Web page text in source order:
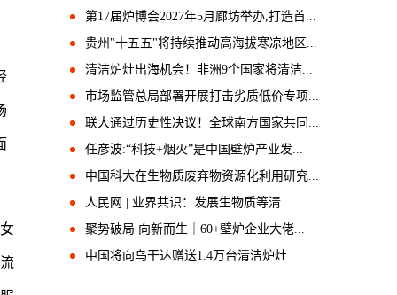
第17届炉博会2027年5月廊坊举办,打造首...
贵州"十五五"将持续推动高海拔寒凉地区...
清洁炉灶出海机会！非洲9个国家将清洁...
市场监管总局部署开展打击劣质低价专项...
联大通过历史性决议！全球南方国家共同...
任彦波:“科技+烟火”是中国壁炉产业发...
中国科大在生物质废弃物资源化利用研究...
人民网 | 业界共识：发展生物质等清...
聚势破局 向新而生｜60+壁炉企业大佬...
中国将向乌干达赠送1.4万台清洁炉灶